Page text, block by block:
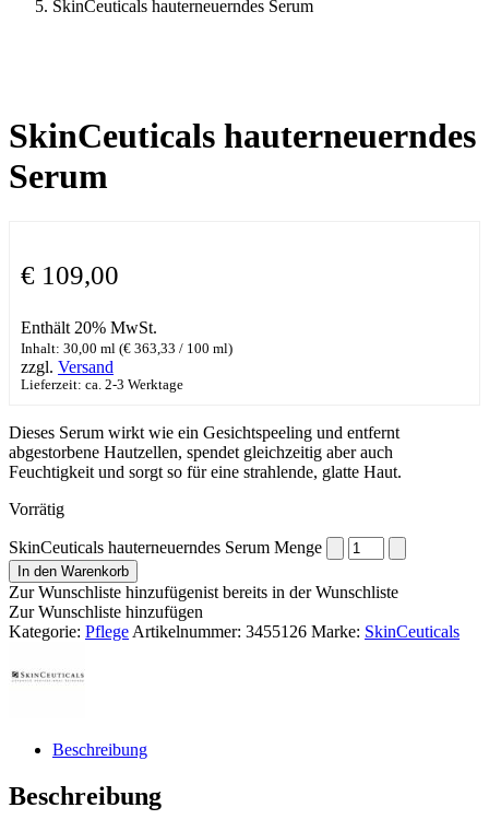
SkinCeuticals hauterneuerndes Serum
SkinCeuticals hauterneuerndes
Serum
€ 109,00
Enthält 20% MwSt.
Inhalt: 30,00 ml (€ 363,33 / 100 ml)
zzgl. Versand
Lieferzeit: ca. 2-3 Werktage
Dieses Serum wirkt wie ein Gesichtspeeling und entfernt
abgestorbene Hautzellen, spendet gleichzeitig aber auch
Feuchtigkeit und sorgt so für eine strahlende, glatte Haut.
Vorrätig
SkinCeuticals hauterneuerndes Serum Menge
In den Warenkorb
Zur Wunschliste hinzufügenist bereits in der Wunschliste
Zur Wunschliste hinzufügen
Kategorie: Pflege Artikelnummer: 3455126 Marke: SkinCeuticals
Beschreibung
Beschreibung